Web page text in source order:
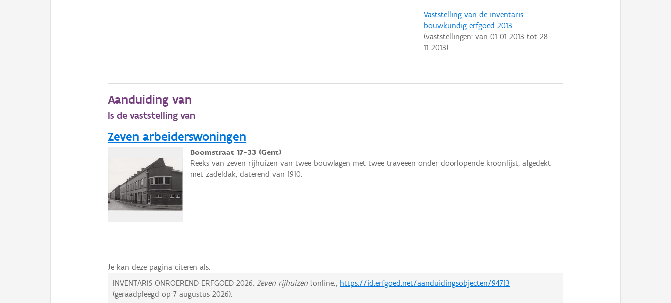
Vaststelling van de inventaris
bouwkundig erfgoed 2013
(vaststellingen: van 01-01-2013 tot 28-
11-2013)
Aanduiding van
Is de vaststelling van
Zeven arbeiderswoningen
Boomstraat 17-33 (Gent)
Reeks van zeven rijhuizen van twee bouwlagen met twee traveeën onder doorlopende kroonlijst, afgedekt
met zadeldak; daterend van 1910.
Je kan deze pagina citeren als:
INVENTARIS ONROEREND ERFGOED 2026:Zeven rijhuizen [online], https://id.erfgoed.net/aanduidingsobjecten/94713
(geraadpleegd op7 augustus 2026).